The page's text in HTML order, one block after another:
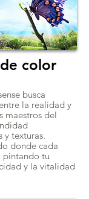
color
busca
la realidad y
maestros del
y texturas.
donde cada
pintando tu
y la vitalidad